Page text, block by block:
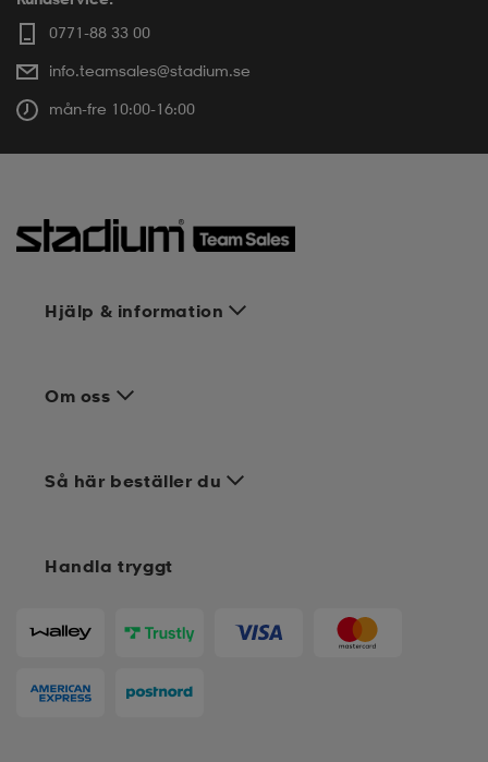
0771-88 33 00
info.teamsales@stadium.se
mån-fre 10:00-16:00
Hjälp & information
Om oss
Handla tryggt
Så här beställer du